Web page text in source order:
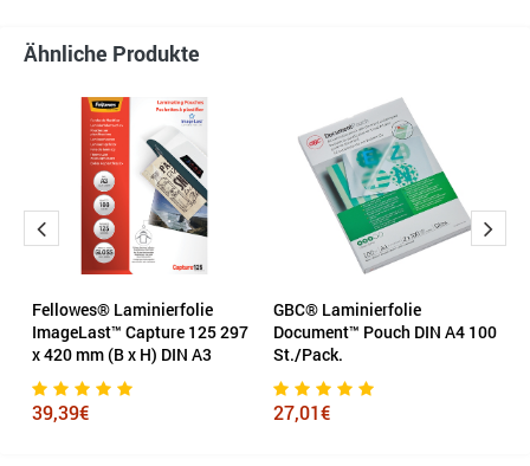
Ähnliche Produkte
Fellowes® Laminierfolie
ImageLast™ Capture 125 297
x 420 mm (B x H) DIN A3
39,39€
GBC® Laminierfolie
Document™ Pouch DIN A4 100
St./Pack.
27,01€